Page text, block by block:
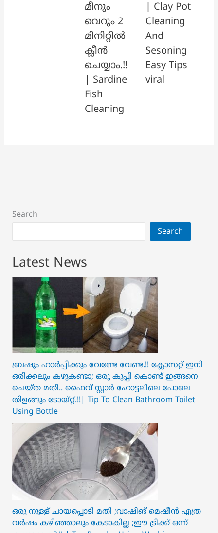
മീനും
വെറും 2
മിനിറ്റിൽ
ക്ലീൻ
ചെയ്യാം.!!
| Sardine
Fish
Cleaning
| Clay Pot
Cleaning
And
Sesoning
Easy Tips
viral
Search
Search
Latest News
ബ്രഷും ഹാർപ്പിക്കും വേണ്ടേ വേണ്ട.!! ക്ലോസറ്റ് ഇനി
ഒരിക്കലും കഴുകണ്ടാ; ഒരു കുപ്പി കൊണ്ട് ഇങ്ങനെ
ചെയ്ത മതി.. ഫൈവ് സ്റ്റാർ ഹോട്ടലിലെ പോലെ
തിളങ്ങും ടോയ്റ്റ്.!!| Tip To Clean Bathroom Toilet
Using Bottle
ഒരു നുള്ള് ചായപ്പൊടി മതി ;വാഷിങ് മെഷീൻ എത്ര
വർഷം കഴിഞ്ഞാലും കേടാകില്ല ;ഈ ട്രിക്ക് ഒന്ന്